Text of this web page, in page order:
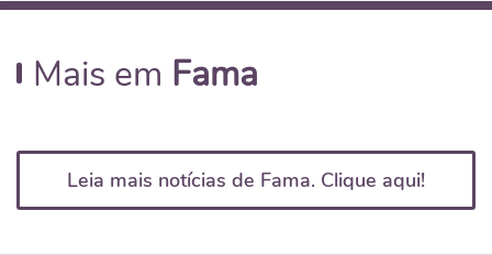
Mais em Fama
Leia mais notícias de Fama. Clique aqui!